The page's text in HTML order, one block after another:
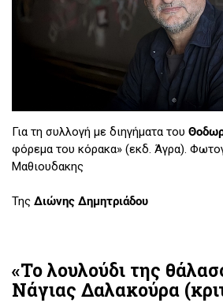
Για τη συλλογή με διηγήματα του
φόρεμα του κόρακα» (εκδ. Άγρα).
Μαθιουδακης
Της Διώνης Δημητριάδου
«Το λουλούδι της
Νάγιας Δαλακούρα